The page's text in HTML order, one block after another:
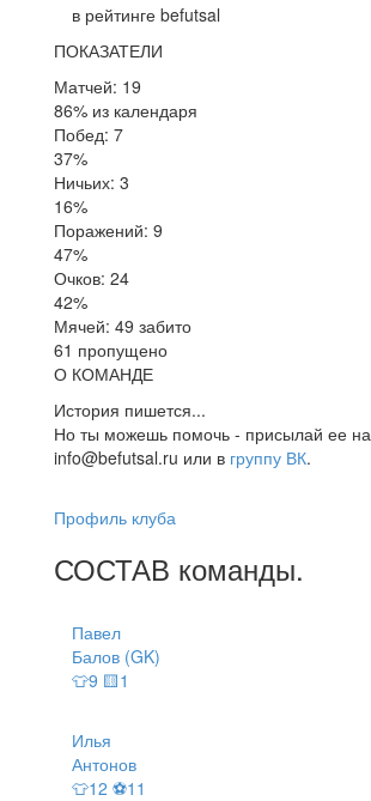
в рейтинге befutsal
ПОКАЗАТЕЛИ
Матчей: 19
86% из календаря
Побед: 7
37%
Ничьих: 3
16%
Поражений: 9
47%
Очков: 24
42%
Мячей: 49 забито
61 пропущено
О КОМАНДЕ
История пишется...
Но ты можешь помочь - присылай ее на
info@befutsal.ru или в группу ВК.
Профиль клуба
СОСТАВ команды.
Павел
Балов (GK)
👕9 🟨1
Илья
Антонов
👕12 ⚽11